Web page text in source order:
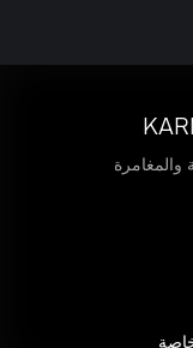
والمغامرة